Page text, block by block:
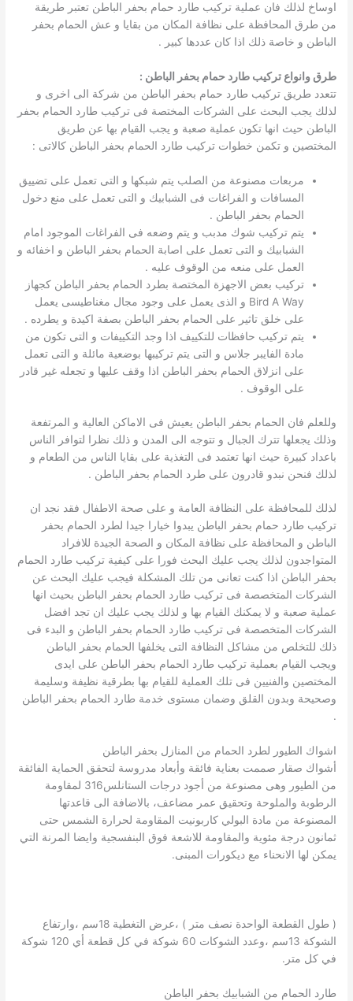
اوساخ لذلك فان عملية تركيب طارد حمام بحفر الباطن تعتبر طريقة
من طرق المحافظة على نظافة المكان من بقايا و عش الحمام بحفر
الباطن و خاصة ذلك اذا كان عددها كبير .
طرق وانواع تركيب طارد حمام بحفر الباطن :
تتعدد طريق تركيب طارد حمام بحفر الباطن من شركة الى اخرى و
لذلك يجب البحث على الشركات المختصة فى تركيب طارد الحمام بحفر
الباطن حيث انها تكون عملية صعبة و يجب القيام بها عن طريق
المختصين و تكمن خطوات تركيب طارد الحمام بحفر الباطن كالاتى :
مربعات مصنوعة من الصلب يتم شبكها و التى تعمل على تضييق
المسافات و الفراغات فى الشبابيك و التى تعمل على منع دخول
الحمام بحفر الباطن .
يتم تركيب شوك مدبب و يتم وضعه فى الفراغات الموجود امام
الشبابيك و التى تعمل على اصابة الحمام بحفر الباطن و اخفائه و
العمل على منعه من الوقوف عليه .
تركيب بعض الاجهزة المختصة بطرد الحمام بحفر الباطن كجهاز
Bird A Way و الذى يعمل على وجود مجال مغناطيسى يعمل
على خلق تاثير على الحمام بحفر الباطن بصفة اكيدة و يطرده .
يتم تركيب حافظات للتكييف اذا وجد التكييفات و التى تكون من
مادة الفايبر جلاس و التى يتم تركيبها بوضعية مائلة و التى تعمل
على انزلاق الحمام بحفر الباطن اذا وقف عليها و تجعله غير قادر
على الوقوف .
وللعلم فان الحمام بحفر الباطن يعيش فى الاماكن العالية و المرتفعة
وذلك يجعلها تترك الجبال و تتوجه الى المدن و ذلك نظرا لتوافر الناس
باعداد كبيرة حيث انها تعتمد فى التغذية على بقايا الناس من الطعام و
لذلك فنحن نبدو قادرون على طرد الحمام بحفر الباطن .
لذلك للمحافظة على النظافة العامة و على صحة الاطفال فقد نجد ان
تركيب طارد حمام بحفر الباطن يبدوا خيارا جيدا لطرد الحمام بحفر
الباطن و المحافظة على نظافة المكان و الصحة الجيدة للافراد
المتواجدون لذلك يجب عليك البحث فورا على كيفية تركيب طارد الحمام
بحفر الباطن اذا كنت تعانى من تلك المشكلة فيجب عليك البحث عن
الشركات المتخصصة فى تركيب طارد الحمام بحفر الباطن بحيث انها
عملية صعبة و لا يمكنك القيام بها و لذلك يجب عليك ان تجد افضل
الشركات المتخصصة فى تركيب طارد الحمام بحفر الباطن و البدء فى
ذلك للتخلص من مشاكل النظافة التى يخلفها الحمام بحفر الباطن
ويجب القيام بعملية تركيب طارد الحمام بحفر الباطن على ايدى
المختصين والفنيين فى تلك العملية للقيام بها بطرقية نظيفة وسليمة
وصحيحة وبدون القلق وضمان مستوى خدمة طارد الحمام بحفر الباطن
.
اشواك الطيور لطرد الحمام من المنازل بحفر الباطن
أشواك صقار صممت بعناية فائقة وأبعاد مدروسة لتحقق الحماية الفائقة
من الطيور وهى مصنوعة من أجود درجات الستانلس316 لمقاومة
الرطوبة والملوحة وتحقيق عمر مضاعف، بالاضافة الى قاعدتها
المصنوعة من مادة البولي كاربونيت المقاومة لحرارة الشمس حتى
ثمانون درجة مئوية والمقاومة للاشعة فوق البنفسجية وايضا المرنة التي
يمكن لها الانحناء مع ديكورات المبنى.
( طول القطعة الواحدة نصف متر ) ،عرض التغطية 18سم ،وارتفاع
الشوكة 13سم ،وعدد الشوكات 60 شوكة في كل قطعة أي 120 شوكة
في كل متر.
طارد الحمام من الشبابيك بحفر الباطن